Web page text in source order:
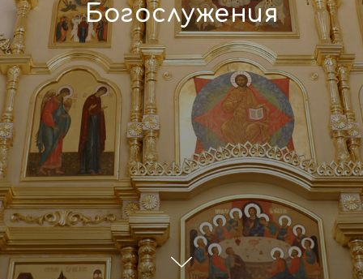
Богослужения